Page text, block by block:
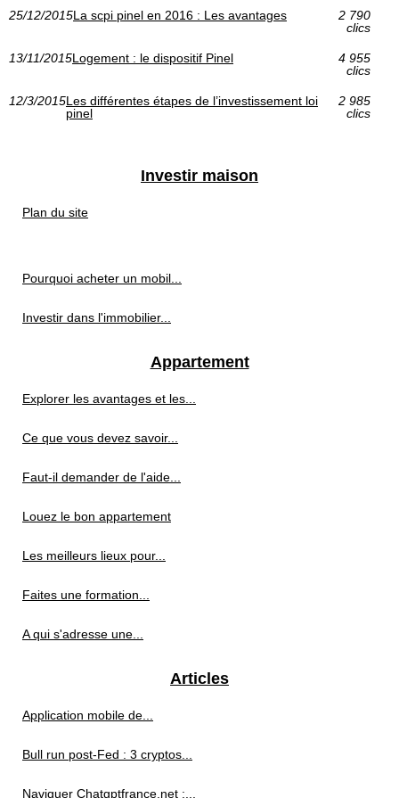
25/12/2015La scpi pinel en 2016 : Les avantages
2 790
clics
13/11/2015Logement : le dispositif Pinel
4 955
clics
12/3/2015Les différentes étapes de l’investissement loi
pinel
2 985
clics
Investir maison
Plan du site
Pourquoi acheter un mobil...
Investir dans l'immobilier...
Appartement
Explorer les avantages et les...
Ce que vous devez savoir...
Faut-il demander de l'aide...
Louez le bon appartement
Les meilleurs lieux pour...
Faites une formation...
A qui s'adresse une...
Articles
Application mobile de...
Bull run post-Fed : 3 cryptos...
Naviguer Chatgptfrance.net :...